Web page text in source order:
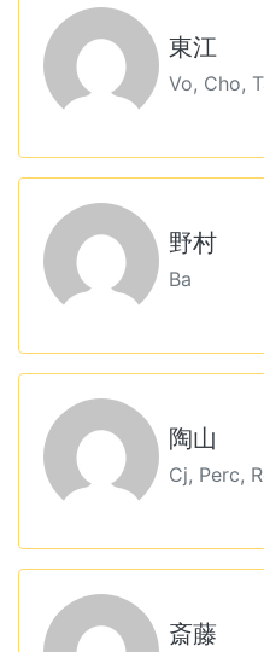
東江
Vo, Cho,
野村
Ba
陶山
Cj, Perc,
斎藤